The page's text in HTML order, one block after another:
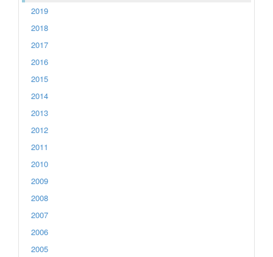
2019
2018
2017
2016
2015
2014
2013
2012
2011
2010
2009
2008
2007
2006
2005